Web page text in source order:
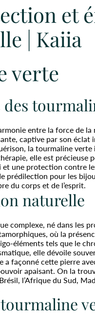
et
| Kaiia
verte
entre la force de la
captive par son éclat
la tourmaline
elle est précieuse
une protection contre
prédilection pour les
du corps et de l’esprit.
naturelle
complexe, né dans les
où la
éléments tels que le
elle dévoile
façonné cette pierre
apaisant. On la
l’Afrique du Sud,